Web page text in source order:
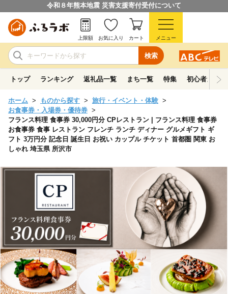
令和８年熊本地震 災害支援寄付受付について
検索
上限額 お気に入り カート メニュー
トップ ランキング 返礼品一覧 まち一覧 特集 初心者ガイド
ホーム ものから探す
旅行・イベント・体験
お食事券・入場券・優待券
フランス料理 食事券 30,000円分 CPレストラン | フランス料理 食事券
お食事券 食事 レストラン フレンチ ランチ ディナー グルメギフト ギ
フト 3万円分 記念日 誕生日 お祝い カップル チケット 首都圏 関東 お
しゃれ 埼玉県 所沢市